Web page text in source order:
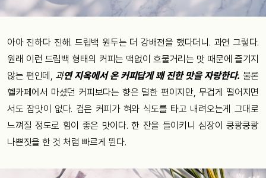
아아 진하다 진해. 드립백 원두는 더 강배전을 했다더니. 과연 그렇다.
원래 이런 드립백 형태의 커피는 맥없이 흐물거리는 맛 때문에 즐기지
않는 편인데, 과연 지옥에서 온 커피답게 꽤 진한 맛을 자랑한다. 물론
헬카페에서 마셨던 커피보다는 향은 덜한 편이지만, 무겁게 떨어지면
서도 잡맛이 없다. 검은 커피가 혀와 식도를 타고 내려오는게 그대로
느껴질 정도로 힘이 좋은 맛이다. 한 잔을 들이키니 심장이 쿵쾅쿵쾅
나쁜짓을 한 것 처럼 빠르게 뛴다.